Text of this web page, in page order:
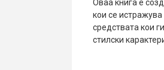
Оваа книга е
кои се истражува
средствата кои
стилски